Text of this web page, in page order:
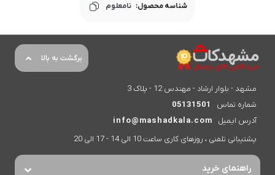
شناسه محصول: نامعلوم
برگشت به بالا
مشهد - بلوار ارشاد - مهندس 12 - پلاک 3
شماره تماس
05131501
آدرس ایمیل
info@mashadkala.com
پشتیبانی تلفنی ، روزهای کاری ساعت 10 الی 14 - 17 الی 20
راهنمای خرید